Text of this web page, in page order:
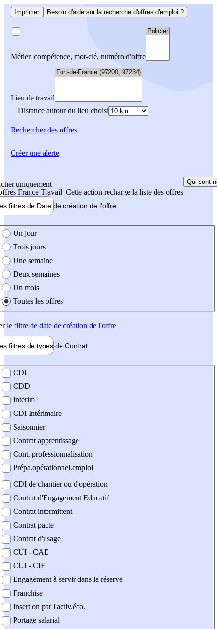
Imprimer Besoin d'aide sur la recherche d'offres d'emploi ?
Métier, compétence, mot-clé, numéro d'offre
Lieu de travail
Distance autour du lieu choisi
Rechercherdes offres
uniquement
France Travail Cette action recharge la liste des offres
Qui sont
filtres de Date de création de l'offre
création de l'offre
Un jour
Trois jours
Une semaine
Deux semaines
Un mois
Toutes les offres
le filtre de date de création de l'offre
filtres de types de Contrat
contrat
CDI
CDD
Intérim
CDI Intérimaire
Saisonnier
Contrat apprentissage
Cont. professionnalisation
Prépa.opérationnel.emploi
CDI de chantier ou d'opération
Contrat d'Engagement Educatif
Contrat intermittent
Contrat pacte
Contrat d'usage
CUI - CAE
CUI - CIE
Engagement à servir dans la réserve
Franchise
Insertion par l'activ.éco.
Portage salarial
Créer une alerte